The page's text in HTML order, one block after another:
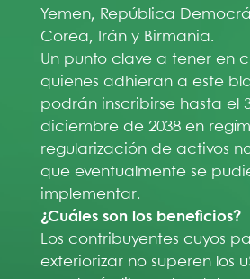
Yemen, República
Corea, Irán y Birmania.
Un punto clave a tener en
quienes adhieran a este
podrán inscribirse hasta el
diciembre de 2038 en
regularización de activos
que eventualmente se
implementar.
¿Cuáles son los beneficios?
Los contribuyentes cuyos
exteriorizar no superen los